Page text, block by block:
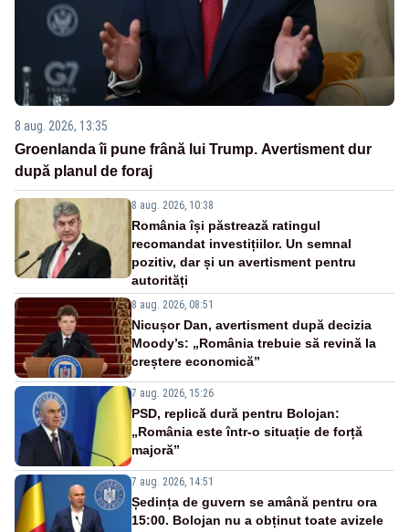
8 aug. 2026, 13:35
Groenlanda îi pune frână lui Trump. Avertisment dur
după planul de foraj
8 aug. 2026, 10:38
România își păstrează ratingul
recomandat investițiilor. Un semnal
pozitiv, dar și un avertisment pentru
autorități
8 aug. 2026, 08:51
Nicușor Dan, avertisment după decizia
Moody’s: „România trebuie să revină la
creștere economică”
7 aug. 2026, 15:26
PSD, replică dură pentru Bolojan:
„România este într-o situație de forță
majoră”
7 aug. 2026, 14:51
Ședința de guvern se amână pentru ora
15:00. Bolojan nu a obținut toate avizele